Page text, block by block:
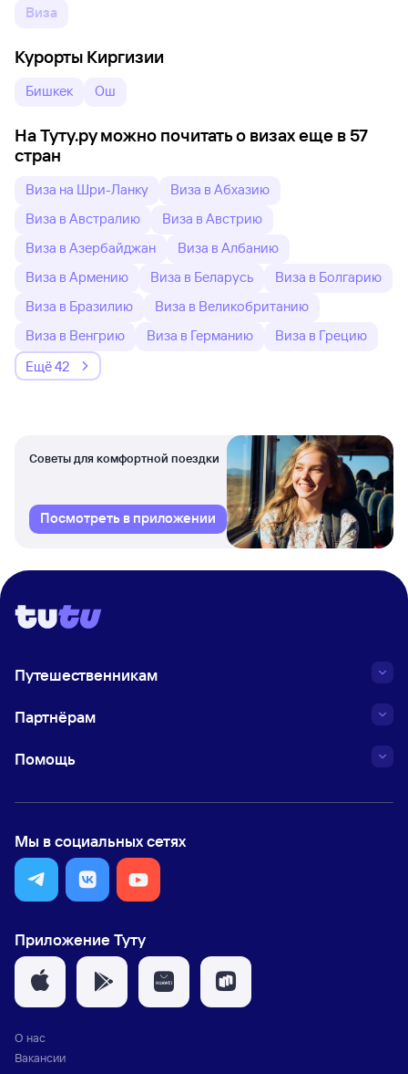
Виза
Курорты Киргизии
Бишкек Ош
На Туту.ру можно почитать о визах еще в 57
стран
Виза на Шри-Ланку
Виза в Абхазию
Виза в Австралию
Виза в Австрию
Виза в Азербайджан
Виза в Албанию
Виза в Армению
Виза в Беларусь
Виза в Болгарию
Виза в Бразилию
Виза в Великобританию
Виза в Венгрию
Виза в Германию
Виза в Грецию
Ещё 42
Советы для комфортной поездки
Посмотреть в приложении
Путешественникам
Партнёрам
Помощь
Мы в социальных сетях
Приложение Туту
О нас
Вакансии